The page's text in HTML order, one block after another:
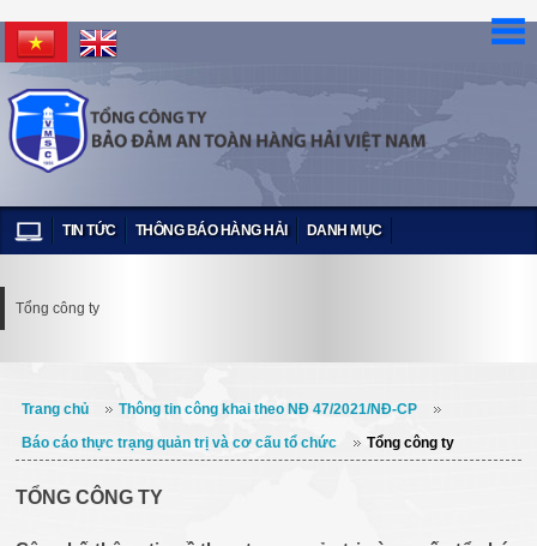
TIN TỨC THÔNG BÁO HÀNG HẢI DANH MỤC
Tổng công ty
Trang chủ
Thông tin công khai theo NĐ 47/2021/NĐ-CP
Báo cáo thực trạng quản trị và cơ cấu tổ chức
Tổng công ty
TỔNG CÔNG TY